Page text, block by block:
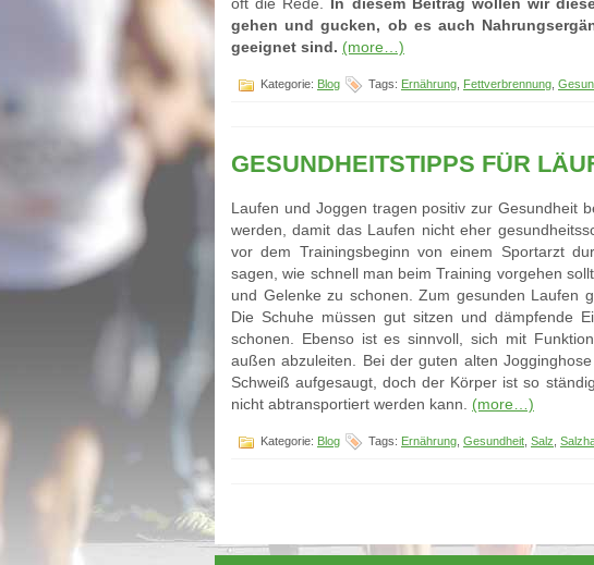
gehen und gucken, ob es auch
geeignet sind. (more…)
Kategorie: Blog Tags: Ernährung Fettverbrennung
GESUNDHEITSTIPPS FÜR
Laufen und Joggen tragen positiv zur Gesundheit
werden, damit das Laufen nicht eher
vor dem Trainingsbeginn von einem Sportarzt
sagen, wie schnell man beim Training vorgehen
und Gelenke zu schonen. Zum gesunden Laufen
Die Schuhe müssen gut sitzen und dämpfende
schonen. Ebenso ist es sinnvoll, sich mit
außen abzuleiten. Bei der guten alten
Schweiß aufgesaugt, doch der Körper ist so
nicht abtransportiert werden kann. (more…)
Kategorie: Blog Tags: Ernährung Gesundheit Salz